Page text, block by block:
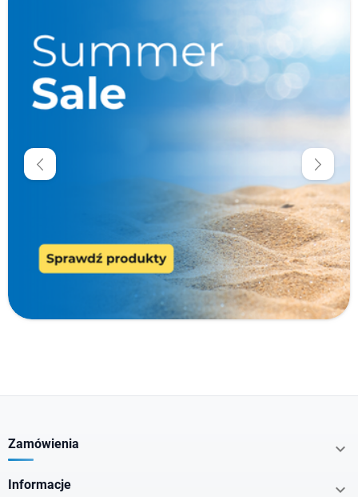
Promocje
Krótka data
Producenci
Działanie
Zamówienia 
Informacje 